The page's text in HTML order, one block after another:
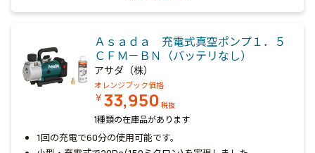
Ａｓａｄａ 充電式真空ポンプ１．５
ＣＦＭ－ＢＮ（バッテリなし）
アサダ（株）
オレンジブック価格
￥33,950 税抜
1種類の在庫品があります
1回の充電で60分の使用可能です。